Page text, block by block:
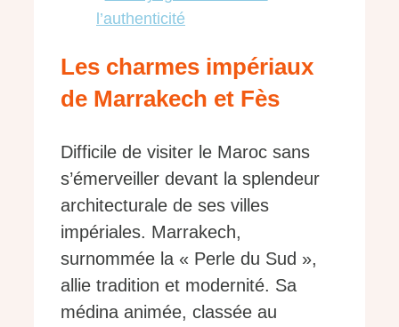
l’authenticité
Les charmes impériaux
de Marrakech et Fès
Difficile de visiter le Maroc sans
s’émerveiller devant la splendeur
architecturale de ses villes
impériales. Marrakech,
surnommée la « Perle du Sud »,
allie tradition et modernité. Sa
médina animée, classée au